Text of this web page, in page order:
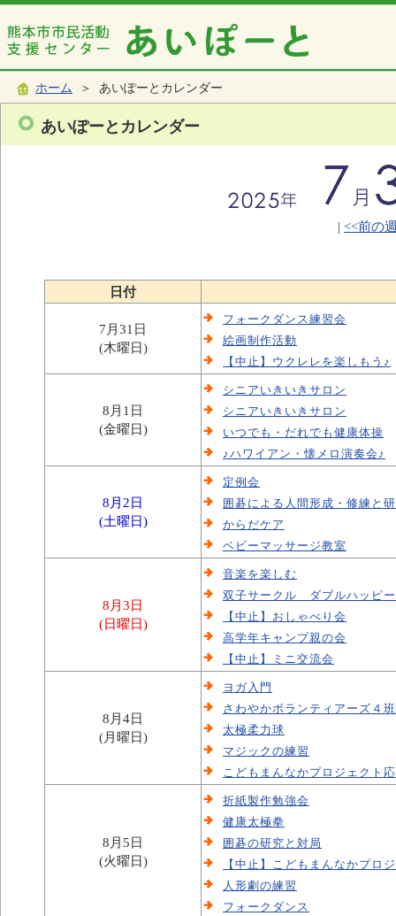
ホーム ＞ あいぽーとカレンダー
あいぽーとカレンダー
| <<前の
日付
7月31日
(木曜日)
フォークダンス練習会
絵画制作活動
【中止】ウクレレを楽しもう♪
8月1日
(金曜日)
シニアいきいきサロン
シニアいきいきサロン
いつでも・だれでも健康体操
♪ハワイアン・懐メロ演奏会♪
8月2日
(土曜日)
定例会
囲碁による人間形成・修練と
からだケア
ベビーマッサージ教室
8月3日
(日曜日)
音楽を楽しむ
双子サークル ダブルハッピー
【中止】おしゃべり会
高学年キャンプ親の会
【中止】ミニ交流会
8月4日
(月曜日)
ヨガ入門
さわやかボランティアーズ４
太極柔力球
マジックの練習
こどもまんなかプロジェクト
8月5日
(火曜日)
折紙製作勉強会
健康太極拳
囲碁の研究と対局
【中止】こどもまんなかプ
人形劇の練習
フォークダンス